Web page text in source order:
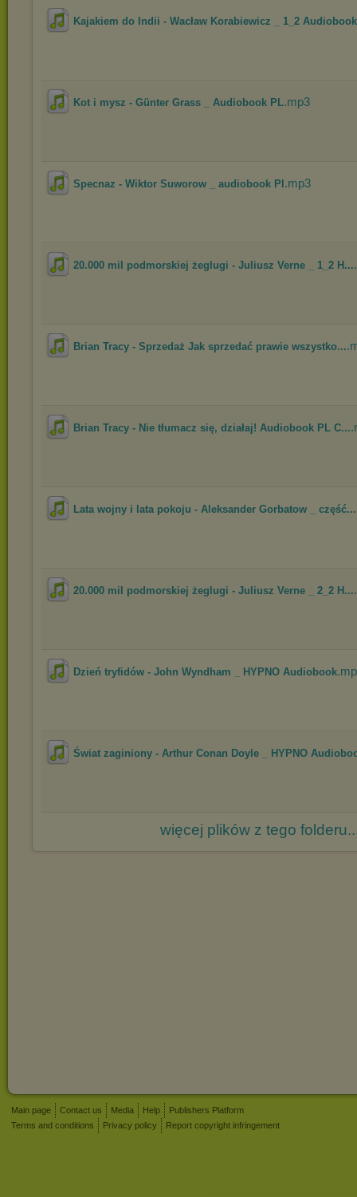
Kajakiem do Indii - Wacław Korabiewicz _ 1_2
Kot i mysz - Günter Grass _ Audiobook PL.mp3
Specnaz - Wiktor Suworow _ audiobook Pl .mp3
20.000 mil podmorskiej żeglugi - Juliusz Verne _ 1_2 H...
Brian Tracy - Sprzedaż Jak sprzedać prawie wszystko...
Brian Tracy - Nie tłumacz się, działaj! Audiobook PL C...
Lata wojny i lata pokoju - Aleksander Gorbatow _ część...
20.000 mil podmorskiej żeglugi - Juliusz Verne _ 2_2 H...
Dzień tryfidów - John Wyndham _ HYPNO Audiobook
Świat zaginiony - Arthur Conan Doyle _ HYPNO
więcej plików z tego
Main page Contact us Media Help
Publishers Platform
Terms and conditions
Privacy policy Report copyright infringement